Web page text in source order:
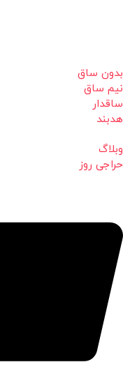
بدون ساق
نیم ساق
ساقدار
هدبند
وبلاگ
حراجی روز